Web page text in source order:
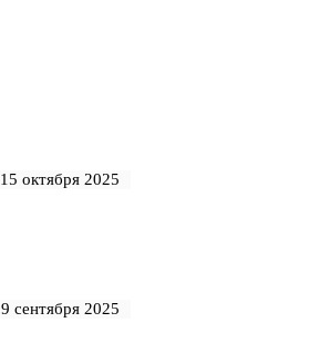
15 октября 2025
9 сентября 2025